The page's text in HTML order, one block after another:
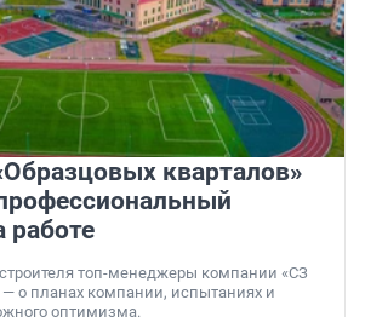
кварталов»
работе
топ-менеджеры компании «СЗ
— о планах компании, испытаниях и
оптимизма.